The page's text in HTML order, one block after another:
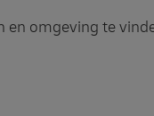
en omgeving te